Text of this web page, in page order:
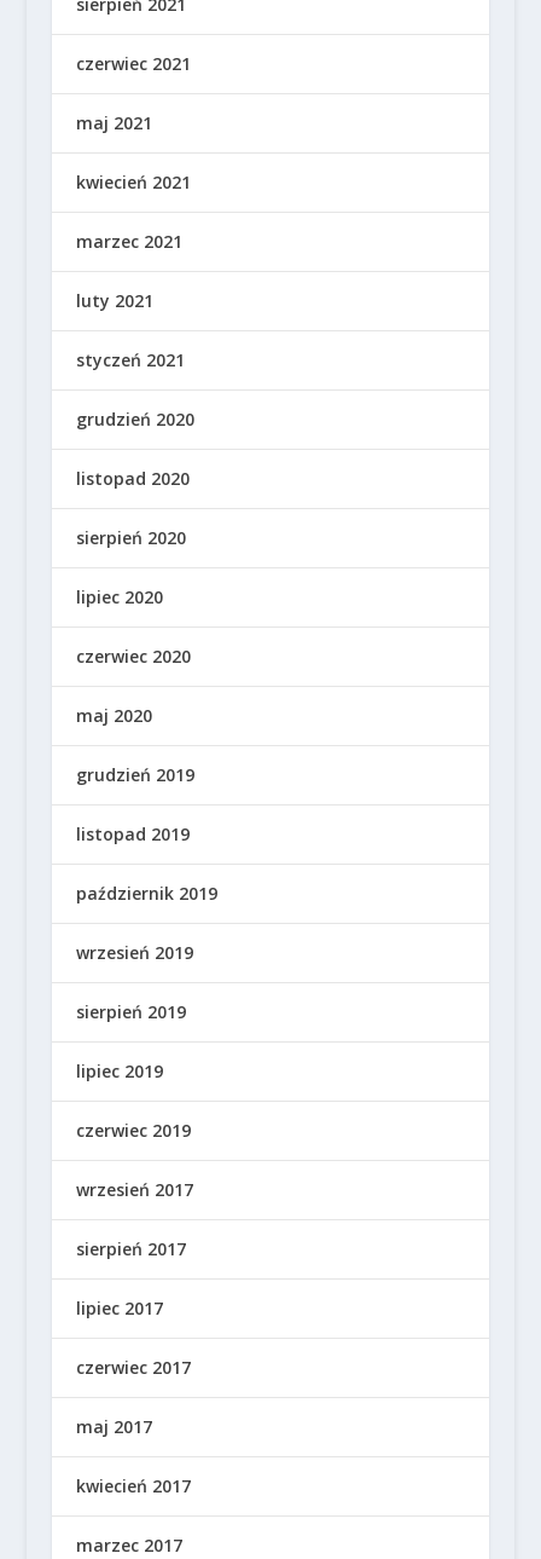
czerwiec 2021
maj 2021
kwiecień 2021
marzec 2021
luty 2021
styczeń 2021
grudzień 2020
listopad 2020
sierpień 2020
lipiec 2020
czerwiec 2020
maj 2020
grudzień 2019
listopad 2019
październik 2019
wrzesień 2019
sierpień 2019
lipiec 2019
czerwiec 2019
wrzesień 2017
sierpień 2017
lipiec 2017
czerwiec 2017
maj 2017
kwiecień 2017
marzec 2017